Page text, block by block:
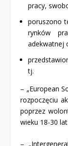
pracy,
poruszono
rynków
adekwatnej
tj.
– „European
rozpoczęciu
poprzez
wieku 18-30
–